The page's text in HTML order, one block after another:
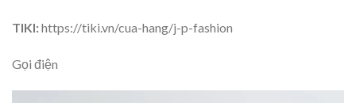
TIKI:https://tiki.vn/cua-hang/j-p-fashion
Gọi điện